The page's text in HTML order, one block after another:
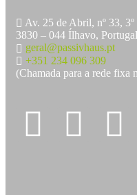
Av. 25 de Abril, nº 33, 3º
3830 – 044 Ílhavo, Portugal
geral@passivhaus.pt
+351 234 096 309
(Chamada para a rede fixa